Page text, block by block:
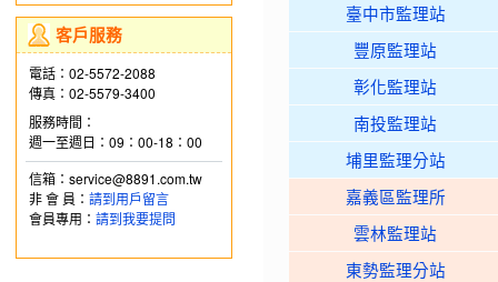
臺中市監理站
豐原監理站
彰化監理站
南投監理站
埔里監理分站
嘉義區監理所
雲林監理站
東勢監理分站
客戶服務
電話：02-5572-2088
傳真：02-5579-3400
服務時間：
週一至週日：09：00-18：00
信箱：service@8891.com.tw
非 會 員： 請到用戶留言
會員專用： 請到我要提問